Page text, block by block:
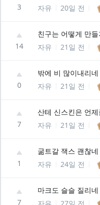
3
자유
20일 전
14
친구는 어떻게 만들
자유
21일 전
0
밖에 비 많이내리네
자유
21일 전
7
산테 신스킨은 언
자유
21일 전
1
굶트갈 잭스 괜찮네
자유
24일 전
7
마크도 슬슬 질리네
자유
27일 전